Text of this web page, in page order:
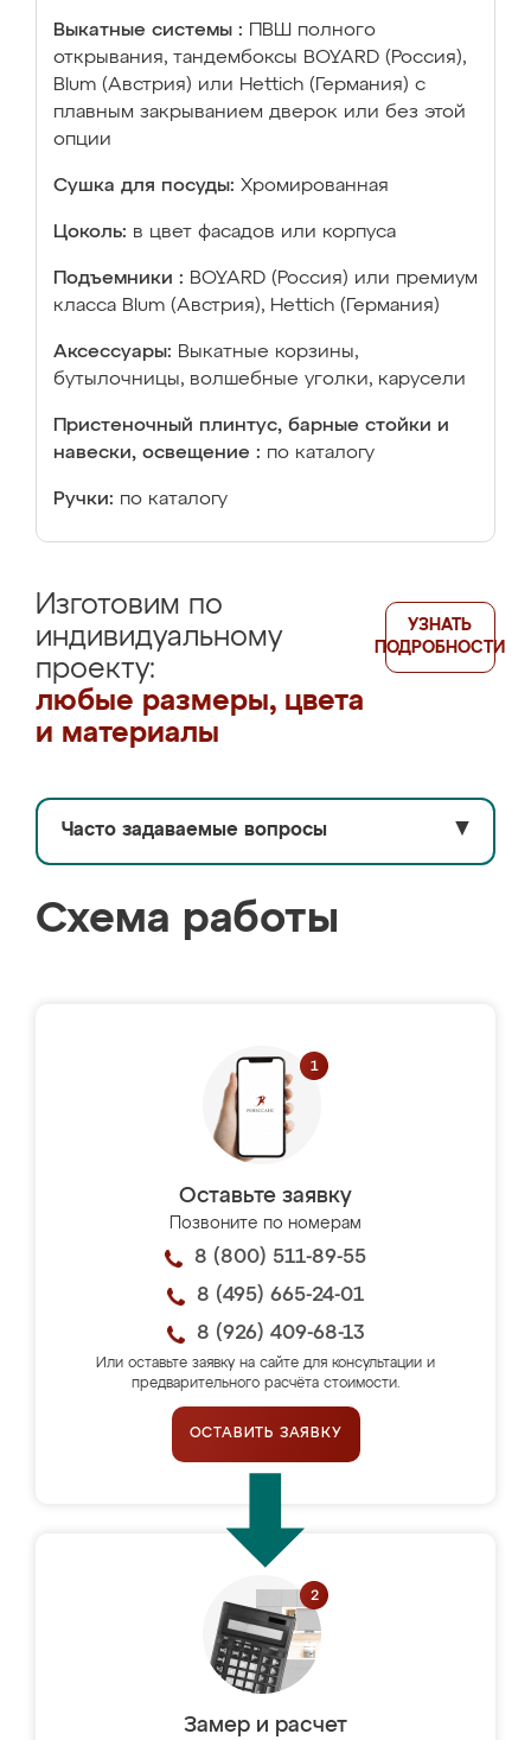
Выкатные системы :
ПВШ полного
открывания, тандембоксы BOYARD (Россия),
Blum (Австрия) или Hettich (Германия) с
плавным закрыванием дверок или без этой
опции
Сушка для посуды: Хромированная
Цоколь: в цвет фасадов или корпуса
Подъемники : BOYARD (Россия) или премиум
класса Blum (Австрия), Hettich (Германия)
Аксессуары: Выкатные корзины,
бутылочницы, волшебные уголки, карусели
Пристеночный плинтус, барные стойки и
навески, освещение : по каталогу
Ручки: по каталогу
Изготовим по
индивидуальному
проекту:
любые размеры, цвета
и материалы
УЗНАТЬ
ПОДРОБНОСТИ
Часто задаваемые вопросы ▼
Схема работы
Оставьте заявку
Позвоните по номерам
8 (800) 511-89-55
8 (495) 665-24-01
8 (926) 409-68-13
Или оставьте заявку на сайте для консультации и
предварительного расчёта стоимости.
ОСТАВИТЬ ЗАЯВКУ
Замер и расчет